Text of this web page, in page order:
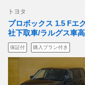
トヨタ
プロボックス 1.5 Fエ
社下取車/ラルグス車
保証付 購入プラン付き